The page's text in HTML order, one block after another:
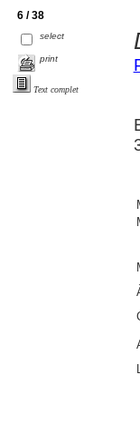
6 / 38
select
print
Text complet